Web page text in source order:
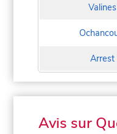
Valines
Arrest
Avis sur